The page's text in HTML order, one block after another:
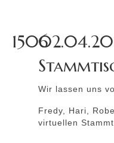
1506
Wir lassen uns
Fredy, Hari,
virtuellen